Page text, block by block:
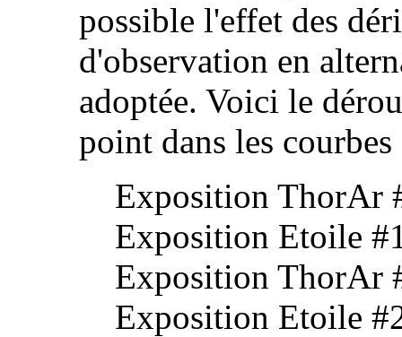
possible l'effet des
d'observation en
adoptée. Voici le
point dans les
Exposition ThorAr
Exposition Etoile
Exposition ThorAr
Exposition Etoile